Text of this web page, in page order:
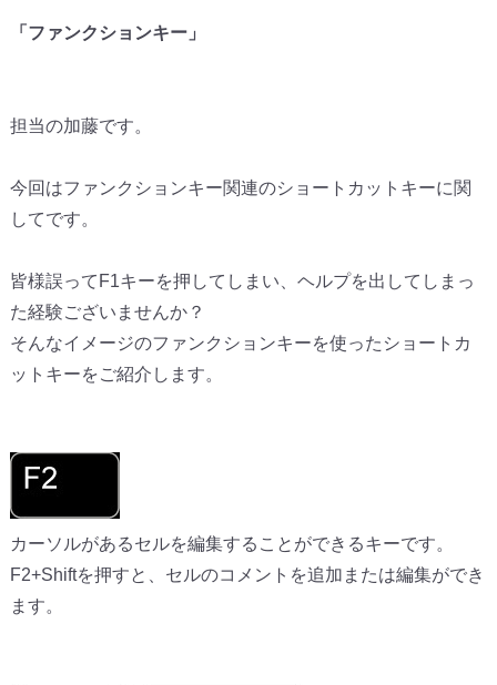
「ファンクションキー」
担当の加藤です。
今回はファンクションキー関連のショートカットキーに関
してです。
皆様誤ってF1キーを押してしまい、ヘルプを出してしまっ
た経験ございませんか？
そんなイメージのファンクションキーを使ったショートカ
ットキーをご紹介します。
カーソルがあるセルを編集することができるキーです。
F2+Shiftを押すと、セルのコメントを追加または編集ができ
ます。